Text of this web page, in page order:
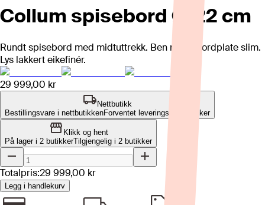
Collum spisebord Ø122 cm
Rundt spisebord med midtuttrekk. Ben nr 14. Bordplate slim.
Lys lakkert eikefinér.
29 999,00 kr
Nettbutikk
Bestillingsvare i nettbutikkenForventet leveringstid: 4-8 uker
Klikk og hent
På lager i 2 butikkerTilgjengelig i 2 butikker
Totalpris:29 999,00 kr
Legg i handlekurv